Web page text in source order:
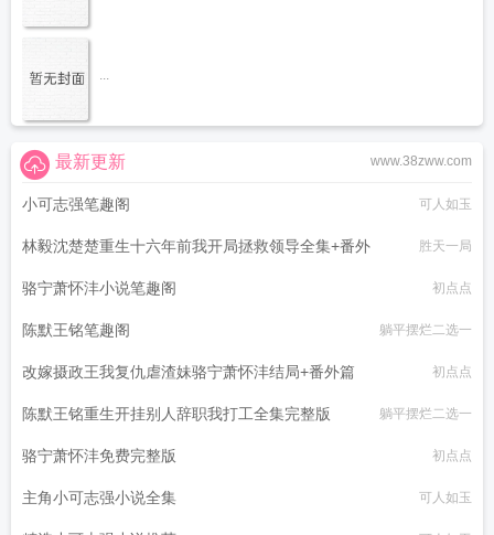
...
www.38zww.com
最新更新
小可志强笔趣阁 可人如玉
林毅沈楚楚重生十六年前我开局拯救领导全集+番外 胜天一局
骆宁萧怀沣小说笔趣阁 初点点
陈默王铭笔趣阁 躺平摆烂二选一
改嫁摄政王我复仇虐渣妹骆宁萧怀沣结局+番外篇 初点点
陈默王铭重生开挂别人辞职我打工全集完整版 躺平摆烂二选一
骆宁萧怀沣免费完整版 初点点
主角小可志强小说全集 可人如玉